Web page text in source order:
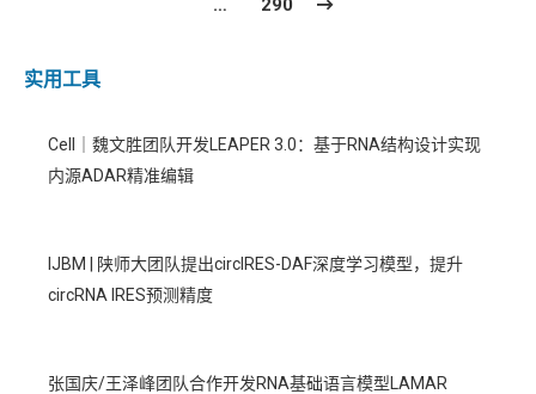
…
290
实用工具
Cell｜魏文胜团队开发LEAPER 3.0：基于RNA结构设计实现
内源ADAR精准编辑
IJBM | 陕师大团队提出circIRES-DAF深度学习模型，提升
circRNA IRES预测精度
张国庆/王泽峰团队合作开发RNA基础语言模型LAMAR